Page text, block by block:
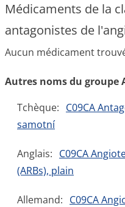
Médicaments de la
antagonistes de
Aucun médicament
Autres noms du groupe
Tchèque: C09CA
samotní
Anglais: C09CA
(ARBs), plain
Allemand: C09CA